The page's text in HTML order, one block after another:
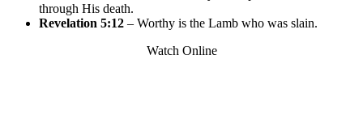
through His death.
Revelation 5:12 – Worthy is the Lamb who was slain.
Watch Online